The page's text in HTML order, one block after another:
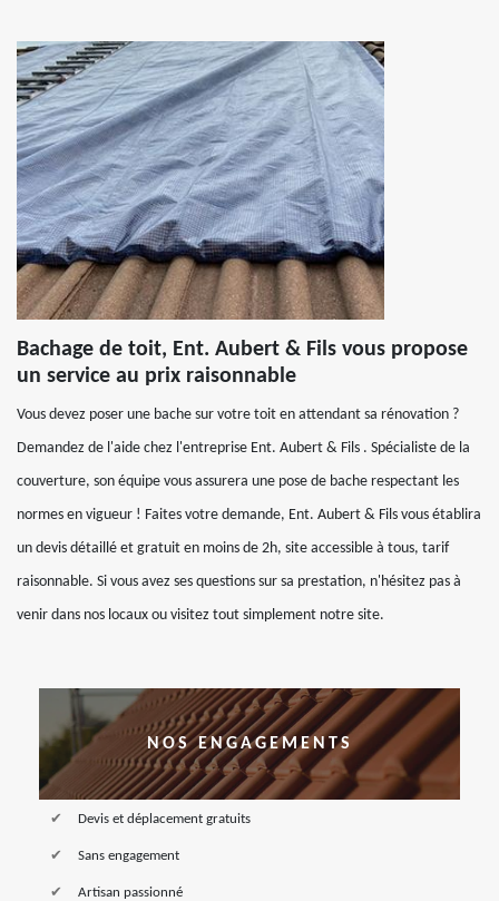
Bachage de toit, Ent. Aubert & Fils vous propose
un service au prix raisonnable
Vous devez poser une bache sur votre toit en attendant sa rénovation ?
Demandez de l'aide chez l'entreprise Ent. Aubert & Fils . Spécialiste de la
couverture, son équipe vous assurera une pose de bache respectant les
normes en vigueur ! Faites votre demande, Ent. Aubert & Fils vous établira
un devis détaillé et gratuit en moins de 2h, site accessible à tous, tarif
raisonnable. Si vous avez ses questions sur sa prestation, n'hésitez pas à
venir dans nos locaux ou visitez tout simplement notre site.
NOS ENGAGEMENTS
Devis et déplacement gratuits
Sans engagement
Artisan passionné